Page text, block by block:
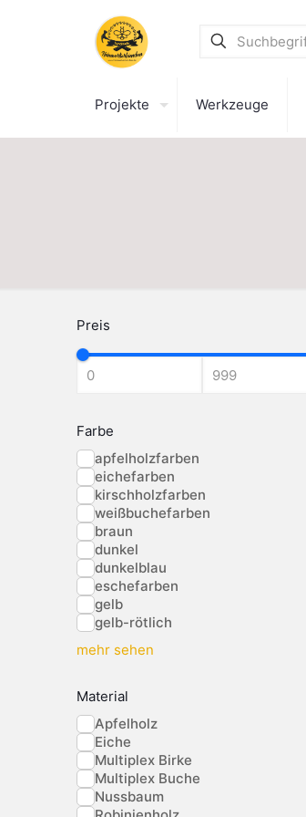
Projekte Werkzeuge
Preis
Farbe
apfelholzfarben
eichefarben
kirschholzfarben
weißbuchefarben
braun
dunkel
dunkelblau
eschefarben
gelb
gelb-rötlich
mehr sehen
Material
Apfelholz
Eiche
Multiplex Birke
Multiplex Buche
Nussbaum